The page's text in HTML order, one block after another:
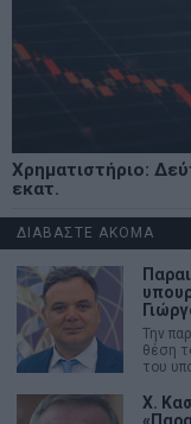
Χρηματιστήριο:
εκατ.
ΔΙΑΒΑΣΤΕ ΑΚΟΜΑ
Την
θέση
του
Χ.